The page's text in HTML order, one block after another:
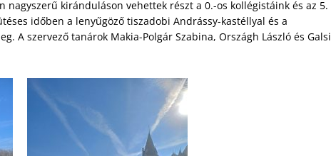
nagyszerű kiránduláson vehettek részt a 0.-os kollégistáink és az 5.
időben a lenyűgöző tiszadobi Andrássy-kastéllyal és a
A szervező tanárok Makia-Polgár Szabina, Országh László és Galsi